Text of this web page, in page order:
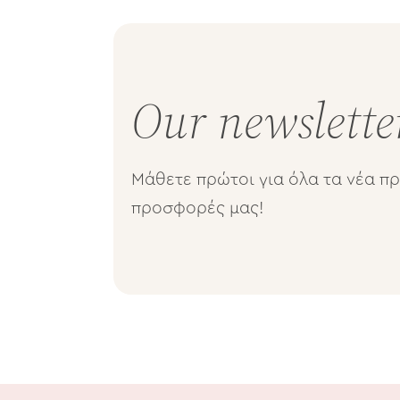
Our
Mάθετε πρώτοι για όλα τα νέα
προσφορές μας!